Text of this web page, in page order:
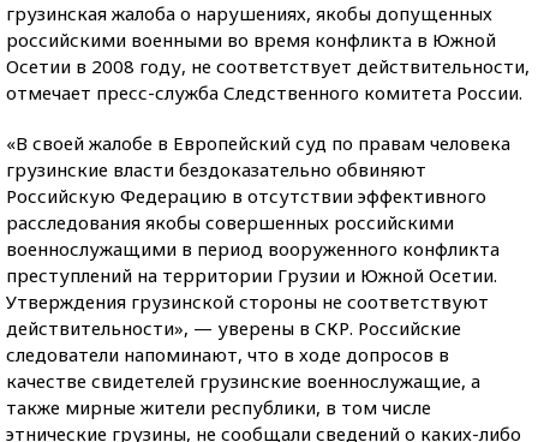
грузинская жалоба о нарушениях, якобы допущенных
российскими военными во время конфликта в Южной
Осетии в 2008 году, не соответствует действительности,
отмечает пресс-служба Следственного комитета России.
«В своей жалобе в Европейский суд по правам человека
грузинские власти бездоказательно обвиняют
Российскую Федерацию в отсутствии эффективного
расследования якобы совершенных российскими
военнослужащими в период вооруженного конфликта
преступлений на территории Грузии и Южной Осетии.
Утверждения грузинской стороны не соответствуют
действительности», — уверены в СКР. Российские
следователи напоминают, что в ходе допросов в
качестве свидетелей грузинские военнослужащие, а
также мирные жители республики, в том числе
этнические грузины, не сообщали сведений о каких-либо